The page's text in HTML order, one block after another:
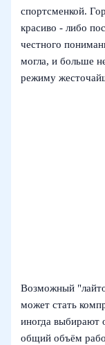
спортсменкой.
красиво - либо
честного
могла, и больше
режиму
Возможный
может стать
иногда
общий объём